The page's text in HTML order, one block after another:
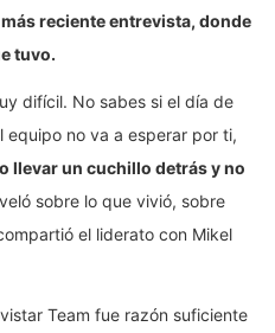
reciente entrevista, donde
tuvo.
difícil. No sabes si el día de
equipo no va a esperar por ti,
llevar un cuchillo detrás y no
sobre lo que vivió, sobre
el liderato con Mikel
Team fue razón suficiente